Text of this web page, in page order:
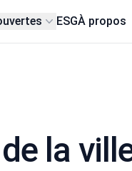
ESGÀ propos
la